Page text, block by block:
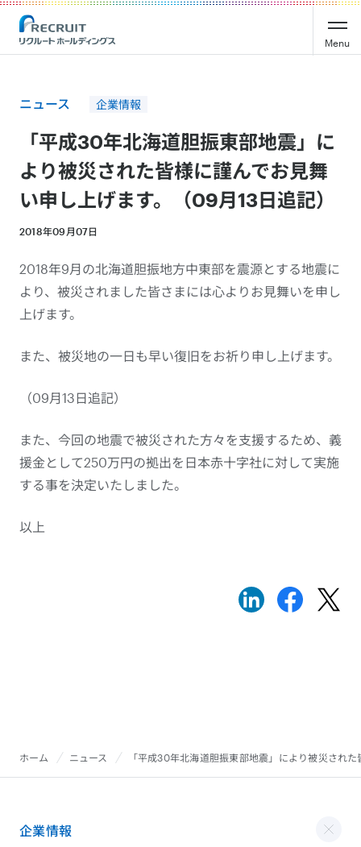
Recruit Holdings
Menu
ニュース 企業情報
「平成30年北海道胆振東部地震」に
より被災された皆様に謹んでお見舞
い申し上げます。（09月13日追記）
2018年09月07日
2018年9月の北海道胆振地方中東部を震源とする地震に
より、被災されました皆さまには心よりお見舞いを申し
上げます。
また、被災地の一日も早い復旧をお祈り申し上げます。
（09月13日追記）
また、今回の地震で被災された方々を支援するため、義
援金として250万円の拠出を日本赤十字社に対して実施
する事を決定いたしました。
以上
ホーム ニュース 「平成30年北海道胆振東部地震」により被災され
企業情報